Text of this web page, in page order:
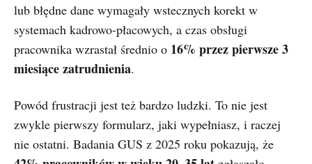
lub błędne dane wymagały wstecznych korekt w
systemach kadrowo-płacowych, a czas obsługi
pracownika wzrastał średnio o 16% przez pierwsze 3
miesiące zatrudnienia.
Powód frustracji jest też bardzo ludzki. To nie jest
zwykle pierwszy formularz, jaki wypełniasz, i raczej
nie ostatni. Badania GUS z 2025 roku pokazują, że